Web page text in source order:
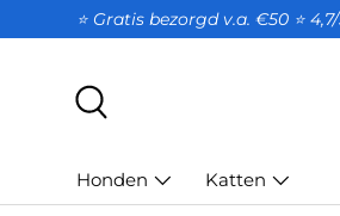
GA NAAR INHOUD
⭐ Gratis bezorgd v.a. €50 ⭐
Honden Katten